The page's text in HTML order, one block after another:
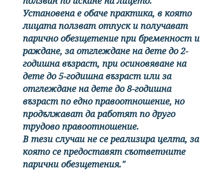
Установена е обаче практика, в която
лицата ползват отпуск и получават
парично обезщетение при бременност и
раждане, за отглеждане на дете до 2-
годишна възраст, при осиновяване на
дете до 5-годишна възраст или за
отглеждане на дете до 8-годишна
възраст по едно правоотношение, но
продължават да работят по друго
трудово правоотношение.
В тези случаи не се реализира целта, за
която се предоставят съответните
парични обезщетения."